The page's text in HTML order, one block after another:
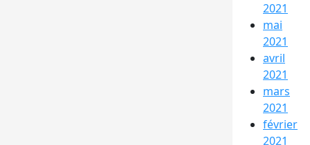
2021
mai
2021
avril
2021
mars
2021
février
2021